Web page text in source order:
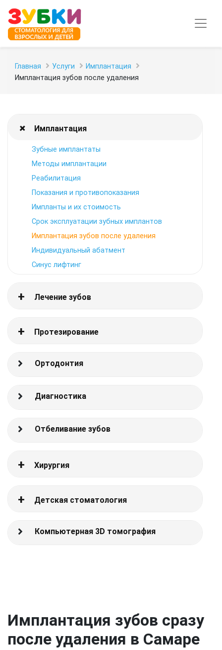
Главная Услуги
Имплантация
Имплантация зубов после удаления
Имплантация зубов сразу
после удаления в Самаре
Имплантация
Зубные имплантаты
Методы имплантации
Реабилитация
Показания и противопоказания
Импланты и их стоимость
Срок эксплуатации зубных имплантов
Имплантация зубов после удаления
Индивидуальный абатмент
Синус лифтинг
Лечение зубов
Протезирование
Ортодонтия
Диагностика
Отбеливание зубов
Хирургия
Детская стоматология
Компьютерная 3D томография